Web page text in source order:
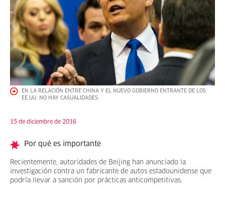
EN LA RELACIÓN ENTRE CHINA Y EL NUEVO GOBIERNO ENTRANTE DE LOS
EE.UU. NO HAY CASUALIDADES.
15 de diciembre de 2016
Por qué es importante
Recientemente, autoridades de Beijing han anunciado la
investigación contra un fabricante de autos estadounidense que
podría llevar a sanción por prácticas anticompetitivas.